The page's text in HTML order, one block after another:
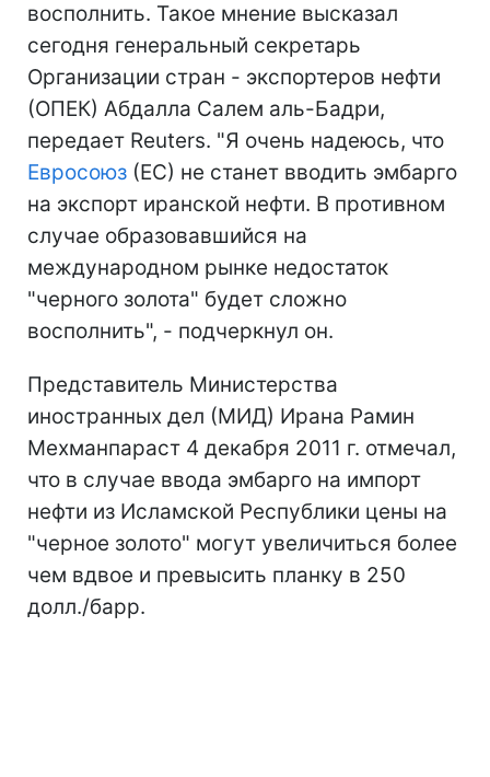
восполнить. Такое мнение высказал
сегодня генеральный секретарь
Организации стран - экспортеров нефти
(ОПЕК) Абдалла Салем аль-Бадри,
передает Reuters. "Я очень надеюсь, что
Евросоюз (ЕС) не станет вводить эмбарго
на экспорт иранской нефти. В противном
случае образовавшийся на
международном рынке недостаток
"черного золота" будет сложно
восполнить", - подчеркнул он.
Представитель Министерства
иностранных дел (МИД) Ирана Рамин
Мехманпараст 4 декабря 2011 г. отмечал,
что в случае ввода эмбарго на импорт
нефти из Исламской Республики цены на
"черное золото" могут увеличиться более
чем вдвое и превысить планку в 250
долл./барр.